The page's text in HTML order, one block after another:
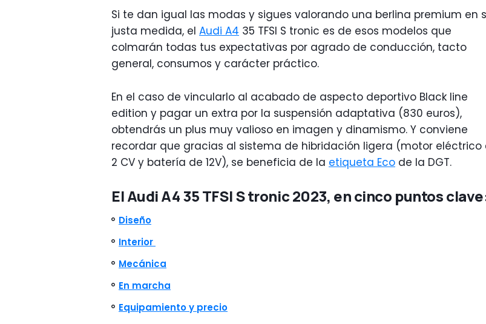
Si te dan igual las modas y sigues valorando una berlina premium en
justa medida, el Audi A4 35 TFSI S tronic es de esos modelos que
colmarán todas tus expectativas por agrado de conducción, tacto
general, consumos y carácter práctico.
En el caso de vincularlo al acabado de aspecto deportivo Black line
edition y pagar un extra por la suspensión adaptativa (830 euros),
obtendrás un plus muy valioso en imagen y dinamismo. Y conviene
recordar que gracias al sistema de hibridación ligera (motor eléctrico
2 CV y batería de 12V), se beneficia de la etiqueta Eco de la DGT.
El Audi A4 35 TFSI S tronic 2023, en cinco puntos
Diseño
Interior
Mecánica
En marcha
Equipamiento y precio